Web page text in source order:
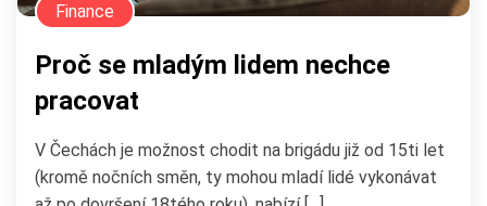
Finance
Proč se mladým lidem nechce
pracovat
V Čechách je možnost chodit na brigádu již od 15ti let
(kromě nočních směn, ty mohou mladí lidé vykonávat